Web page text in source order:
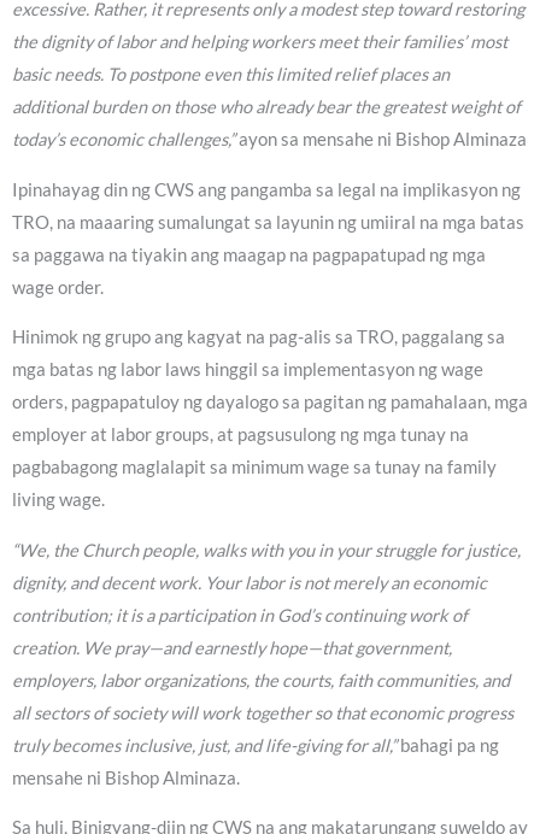
excessive. Rather, it represents only a modest step toward restoring
the dignity of labor and helping workers meet their families’ most
basic needs. To postpone even this limited relief places an
additional burden on those who already bear the greatest weight of
today’s economic challenges,”ayon sa mensahe ni Bishop Alminaza
Ipinahayag din ng CWS ang pangamba sa legal na implikasyon ng
TRO, na maaaring sumalungat sa layunin ng umiiral na mga batas
sa paggawa na tiyakin ang maagap na pagpapatupad ng mga
wage order.
Hinimok ng grupo ang kagyat na pag-alis sa TRO, paggalang sa
mga batas ng labor laws hinggil sa implementasyon ng wage
orders, pagpapatuloy ng dayalogo sa pagitan ng pamahalaan, mga
employer at labor groups, at pagsusulong ng mga tunay na
pagbabagong maglalapit sa minimum wage sa tunay na family
living wage.
“We, the Church people, walks with you in your struggle for justice,
dignity, and decent work. Your labor is not merely an economic
contribution; it is a participation in God’s continuing work of
creation. We pray—and earnestly hope—that government,
employers, labor organizations, the courts, faith communities, and
all sectors of society will work together so that economic progress
truly becomes inclusive, just, and life-giving for all,”bahagi pa ng
mensahe ni Bishop Alminaza.
Sa huli, Binigyang-diin ng CWS na ang makatarungang suweldo ay